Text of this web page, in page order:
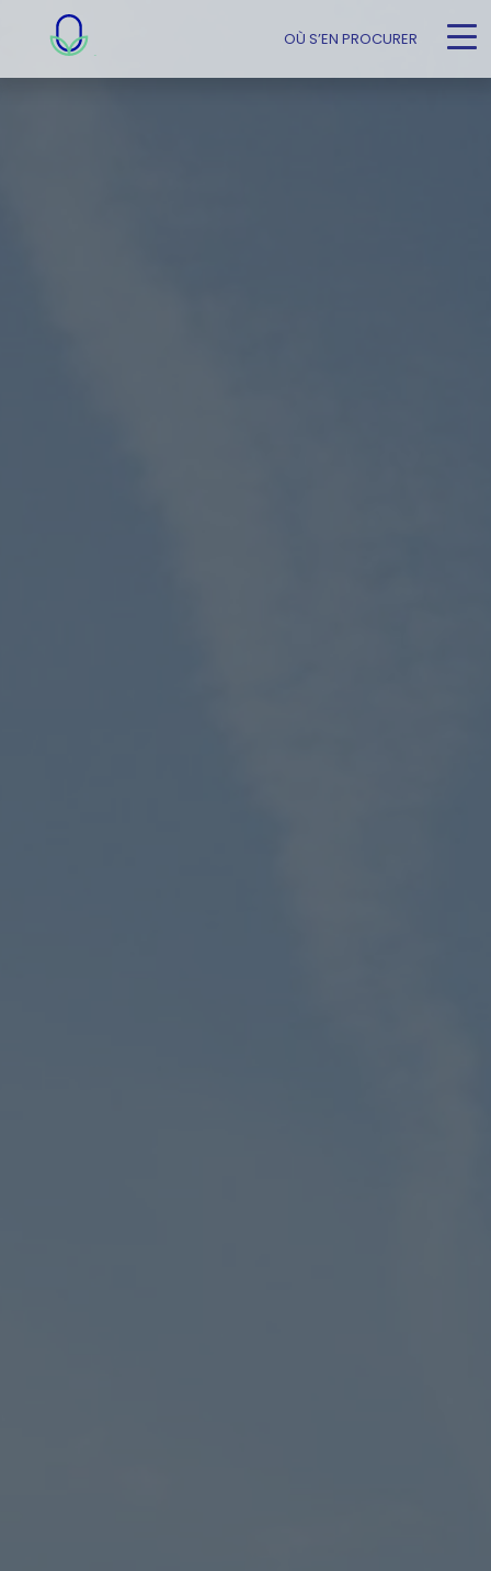
OÙ S’EN PROCURER